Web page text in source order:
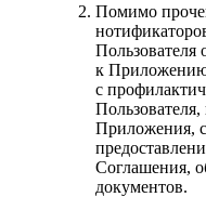
Помимо
Пользователя
к
с
Приложения,
Соглашения,
документов.